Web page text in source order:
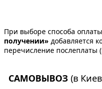
При выборе способа оплаты
получении» добавляется
перечисление
САМОВЫВОЗ (в